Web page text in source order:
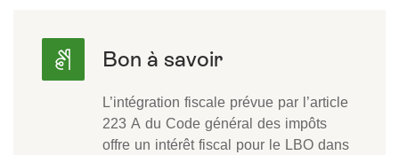
L’intégration fiscale prévue par l’article
223 A du Code général des impôts
offre un intérêt fiscal pour le LBO dans